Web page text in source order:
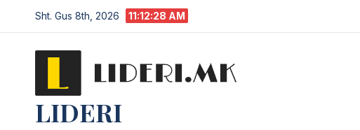
Sht. Gus 8th, 2026 11:12:29 AM
LIDERI